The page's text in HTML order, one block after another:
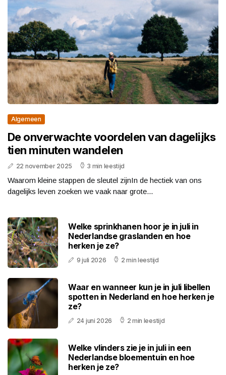
Algemeen
De onverwachte voordelen van dagelijks
tien minuten wandelen
22 november 2025 3 min leestijd
Waarom kleine stappen de sleutel zijnIn de hectiek van ons
dagelijks leven zoeken we vaak naar grote...
Welke sprinkhanen hoor je in juli in
Nederlandse graslanden en hoe
herken je ze?
9 juli 2026 2 min leestijd
Waar en wanneer kun je in juli libellen
spotten in Nederland en hoe herken je
ze?
24 juni 2026 2 min leestijd
Welke vlinders zie je in juli in een
Nederlandse bloementuin en hoe
herken je ze?